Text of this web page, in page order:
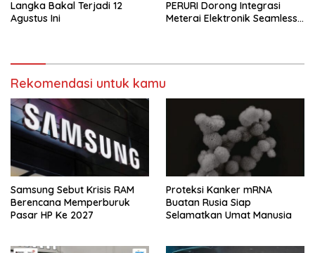
Langka Bakal Terjadi 12
Agustus Ini
PERURI Dorong Integrasi
Meterai Elektronik Seamless
Rekomendasi untuk kamu
Samsung Sebut Krisis RAM
Berencana Memperburuk
Pasar HP Ke 2027
Proteksi Kanker mRNA
Buatan Rusia Siap
Selamatkan Umat Manusia